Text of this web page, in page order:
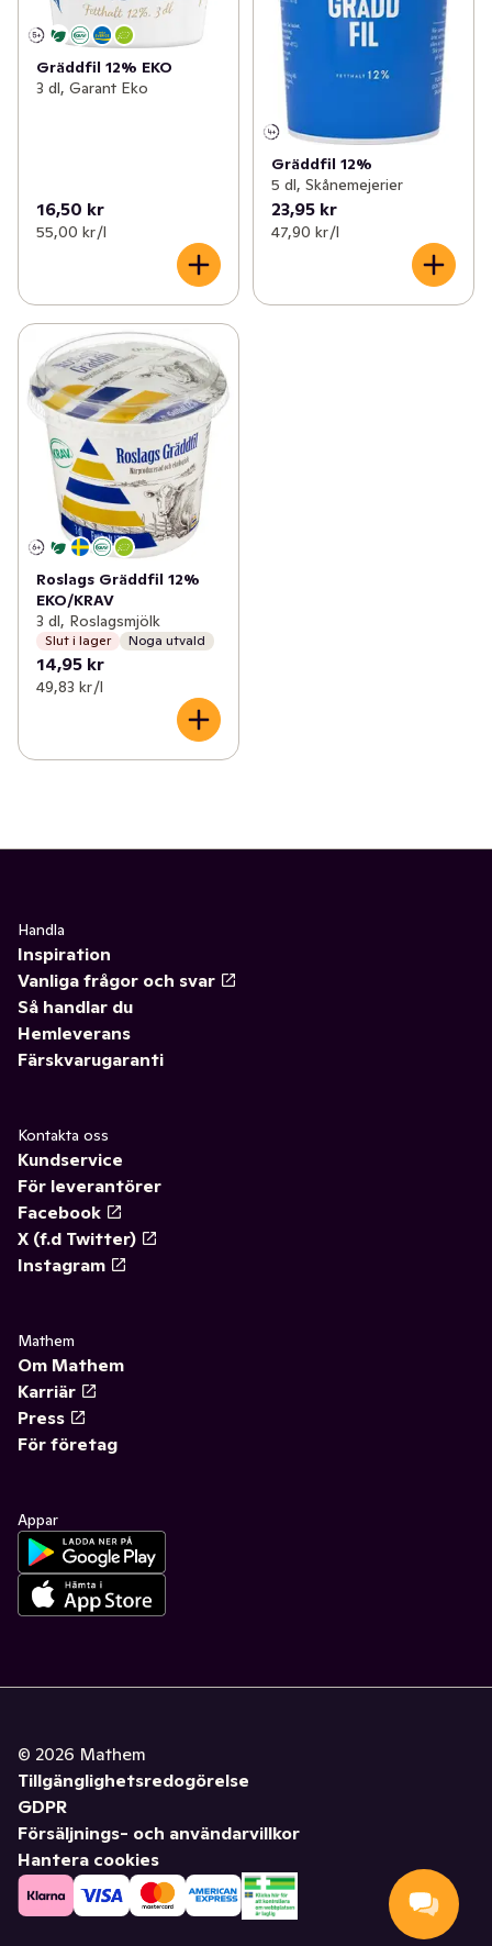
Gräddfil 12% EKO
3 dl, Garant Eko
16,50 kr
55,00 kr /l
Gräddfil 12%
5 dl, Skånemejerier
23,95 kr
47,90 kr /l
Roslags Gräddfil 12%
EKO/KRAV
3 dl, Roslagsmjölk
Slut i lager Noga utvald
14,95 kr
49,83 kr /l
Handla
Inspiration
Vanliga frågor och svar
Så handlar du
Hemleverans
Färskvarugaranti
Kontakta oss
Kundservice
För leverantörer
Facebook
X (f.d Twitter)
Instagram
Mathem
Om Mathem
Karriär
Press
För företag
Appar
© 2026 Mathem
Tillgänglighetsredogörelse
GDPR
Försäljnings- och användarvillkor
Hantera cookies